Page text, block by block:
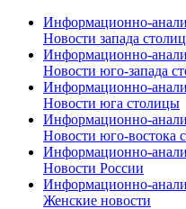
Информационно-
Новости запада
Информационно-
Новости юго-запада
Информационно-
Новости юга столицы
Информационно-
Новости юго-востока
Информационно-
Новости России
Информационно-
Женские новости